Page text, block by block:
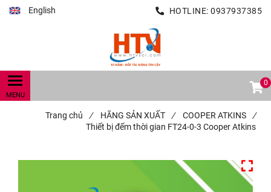
English HOTLINE: 0937937385
0
Trang chủ / HÃNG SẢN XUẤT / COOPER ATKINS
/
Thiết bị đếm thời gian FT24-0-3 Cooper Atkins